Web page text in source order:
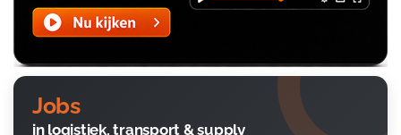
Jobs
in logistiek, transport & supply